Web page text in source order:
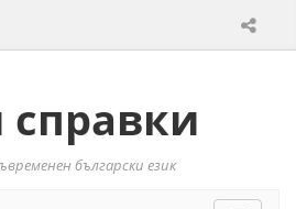
справки
български език